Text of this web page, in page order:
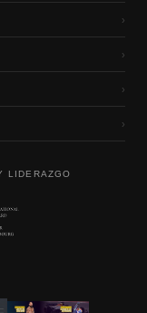
›
›
›
›
LIDERAZGO